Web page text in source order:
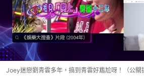
Joey迷戀劉青雲多年，搞到青雲好尷尬呀！（公關